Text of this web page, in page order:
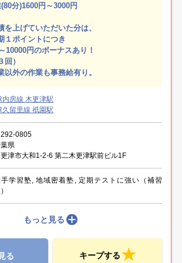
分)1600円～3000円
上げていただいた分は、
１ポイントにつき
10000円のボーナスあり！
回）
外の作業も事務給有り。
内房線 木更津駅
久留里線 祇園駅
0805
県
津市大和1-2-6 第二木更津駅前ビル1F
学習塾, 地域密着塾, 定期テストに強い（補習
もっと見る
る キープする